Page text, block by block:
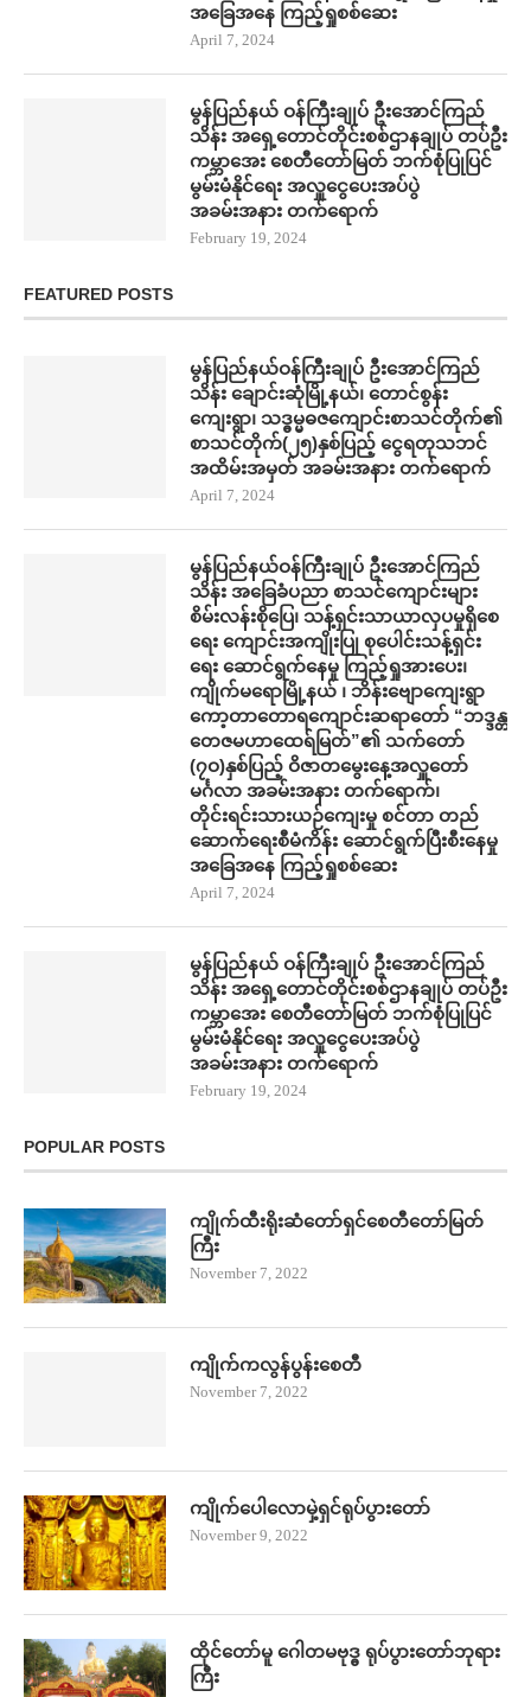
အ​ခြေအ​နေ ကြည့်ရှုစစ်​ဆေး
April 7, 2024
မွန်ပြည်နယ် ဝန်ကြီးချုပ် ဦး​အောင်ကြည်
သိန်း အရှေ့တောင်တိုင်းစစ်ဌာနချုပ် တပ်ဦး
ကမ္ဘာ​အေး စေတီ​တော်မြတ် ဘက်စုံပြုပြင်
မွမ်းမံနိုင်​ရေး အလှူ​ငွေ​ပေးအပ်ပွဲ
အခမ်းအနား တက်​ရောက်
February 19, 2024
FEATURED POSTS
မွန်ပြည်နယ်ဝန်ကြီးချုပ် ဦးအောင်ကြည်
သိန်း ချောင်းဆုံမြို့နယ်၊ တောင်စွန်း
ကျေးရွာ၊ သဒ္ဓမ္မဓဇကျောင်းစာသင်တိုက်၏
စာသင်တိုက်(၂၅)နှစ်ပြည့် ငွေရတုသဘင်
အထိမ်းအမှတ် အခမ်းအနား တက်​ရောက်
April 7, 2024
မွန်ပြည်နယ်ဝန်ကြီးချုပ် ဦးအောင်ကြည်
သိန်း အ​ခြေခံပညာ စာသင်​ကျောင်းများ
စိမ်းလန်းစို​​ပြေ​၊ သန့်ရှင်းသာယာလှ​ပ​မှုရှိ​စေ
ရေး ကျောင်းအကျိုးပြု စု​ပေါင်းသန့်ရှင်း​
ရေး ​ဆောင်ရွက်နေမှု ကြည့်ရှုအား​ပေး၊
ကျိုက်မရောမြို့နယ် ၊ ဘိန်းဗျောကျေးရွာ
ကော့တာတောရကျောင်းဆရာတော် “ဘဒ္ဒန္တ
တေဇမဟာထေရ်မြတ်”၏ သက်တော်
(၇ဝ)နှစ်ပြည့် ဝိဇာတမွေးနေ့အလှူတော်
မင်္ဂလာ အခမ်းအနား တက်​ရောက်၊
တိုင်းရင်းသားယဉ်ကျေးမှု စင်တာ တည်​
ဆောက်​ရေးစီမံကိန်း ​ဆောင်ရွက်ပြီးစီး​နေမှု
အ​ခြေအ​နေ ကြည့်ရှုစစ်​ဆေး
April 7, 2024
မွန်ပြည်နယ် ဝန်ကြီးချုပ် ဦး​အောင်ကြည်
သိန်း အရှေ့တောင်တိုင်းစစ်ဌာနချုပ် တပ်ဦး
ကမ္ဘာ​အေး စေတီ​တော်မြတ် ဘက်စုံပြုပြင်
မွမ်းမံနိုင်​ရေး အလှူ​ငွေ​ပေးအပ်ပွဲ
အခမ်းအနား တက်​ရောက်
February 19, 2024
POPULAR POSTS
ကျိုက်ထီးရိုးဆံတော်ရှင်စေတီတော်မြတ်
ကြီး
November 7, 2022
ကျိုက်ကလွန်ပွန်းစေတီ
November 7, 2022
ကျိုက်ပေါလောမှဲ့ရှင်ရုပ်ပွားတော်
November 9, 2022
ထိုင်တော်မူ ဂေါတမဗုဒ္ဓ ရုပ်ပွားတော်ဘုရား
ကြီး